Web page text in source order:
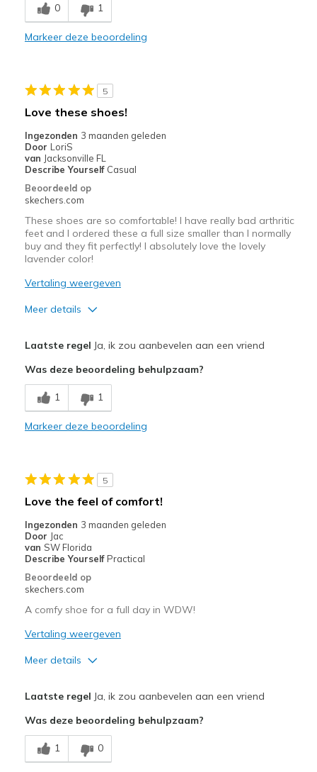
Beste toepassingen
Casual Wear
Travel
Work
Width
Sizing
Feels true to size
View On Shoes
0 1
Markeer deze beoordeling
5
Love these shoes!
Ingezonden 3 maanden geleden
Door LoriS
van Jacksonville FL
Describe Yourself Casual
Beoordeeld op
skechers.com
These shoes are so comfortable! I have really bad arthritic
feet and I ordered these a full size smaller than I normally
buy and they fit perfectly! I absolutely love the lovely
lavender color!
Vertaling weergeven
Meer details
Breathe Well
Comfortable
Travel
Width
Sizing
View On Shoes
I'm Really Into Shoes
Laatste regel Ja, ik zou aanbevelen aan een vriend
Was deze beoordeling behulpzaam?
1 1
Markeer deze beoordeling
5
Love the feel of comfort!
Ingezonden 3 maanden geleden
Door Jac
van SW Florida
Describe Yourself Practical
Beoordeeld op
skechers.com
A comfy shoe for a full day in WDW!
Vertaling weergeven
Meer details
Breathe Well
Comfortable
Laatste regel Ja, ik zou aanbevelen aan een vriend
Was deze beoordeling behulpzaam?
1 0